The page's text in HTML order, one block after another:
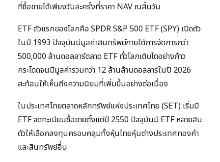
ที่ซื้อขายได้เพียงวันละครั้งที่ราคา NAV ณสิ้นวัน
ETF ตัวแรกของโลกคือ SPDR S&P 500 ETF (SPY) เปิดตัว
ในปี 1993 ปัจจุบันมีมูลค่าสินทรัพย์ภายใต้การจัดการกว่า
500,000 ล้านดอลลาร์ตลาด ETF ทั่วโลกเติบโตอย่างก้าว
กระโดดจนมีมูลค่ารวมกว่า 12 ล้านล้านดอลลาร์ในปี 2026
สะท้อนให้เห็นถึงความนิยมที่เพิ่มขึ้นอย่างต่อเนื่อง
ในประเทศไทยตลาดหลักทรัพย์แห่งประเทศไทย (SET) เริ่มมี
ETF จดทะเบียนซื้อขายตั้งแต่ปี 2550 ปัจจุบันมี ETF หลายสิบ
ตัวให้เลือกลงทุนครอบคลุมทั้งหุ้นไทยหุ้นต่างประเทศทองคำ
และสินทรัพย์อื่น